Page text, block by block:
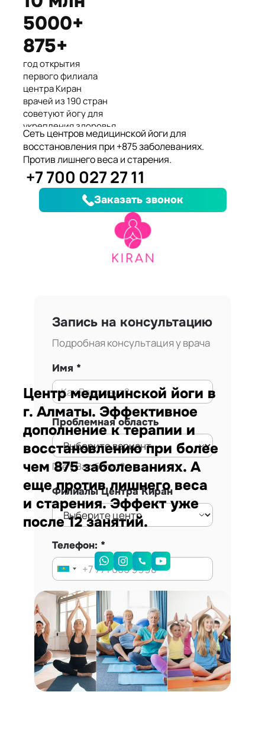
Международные призеры 2-го
Азиатского Чемпионата по
йогасана спорт и единственные
представители Казахстана.
5000+
875+
год открытия
первого филиала
центра Киран
врачей из 190 стран
советуют йогу для
укрепления здоровья
клиентов улучшили
здоровье и
качество жизни
заболеваний, при
которых йога
дополняет лечение
Сеть центров медицинской йоги для
восстановления при +875 заболеваниях.
Против лишнего веса и старения.
+7 700 027 27 11
Заказать звонок
Запись на консультацию
Подробная консультация у врача
Имя
Проблемная область
Где у Вас болит?
Филиалы Центра Киран
Телефон:
Запись на консультацию
Центр медицинской йоги в
г. Алматы. Эффективное
дополнение к терапии и
восстановлению при более
чем 875 заболеваниях. А
еще против лишнего веса
и старения. Эффект уже
после 12 занятий.